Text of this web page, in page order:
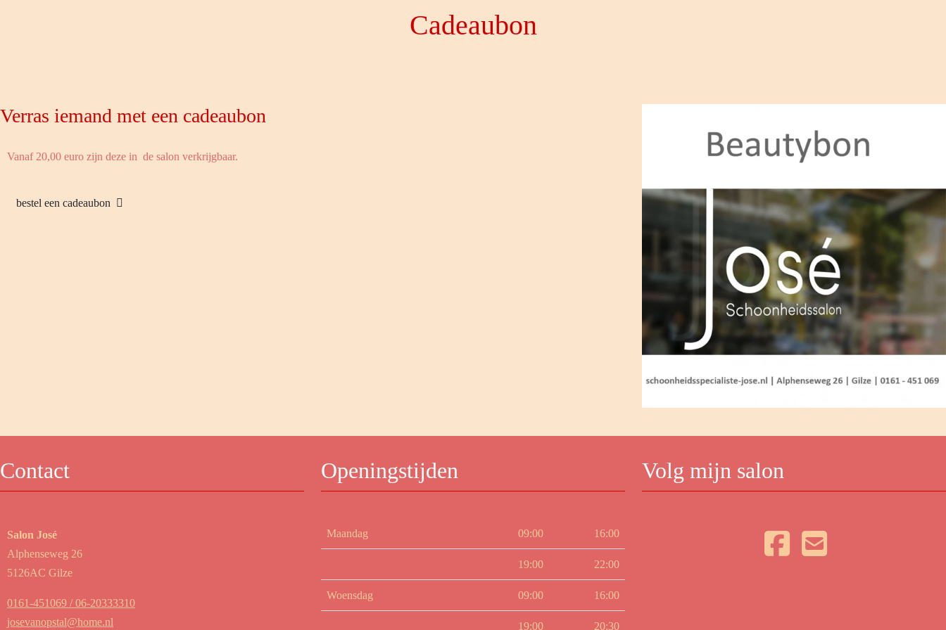
Cadeaubon
Verras iemand met een cadeaubon
Vanaf 20,00 euro zijn deze in de salon verkrijgbaar.
bestel een cadeaubon
Contact
Salon José
Alphenseweg 26
5126AC Gilze
0161-451069 / 06-20333310
josevanopstal@home.nl
Openingstijden
Maandag 09:00 16:00
19:00 22:00
Woensdag 09:00 16:00
19:00 20:30
Volg mijn salon